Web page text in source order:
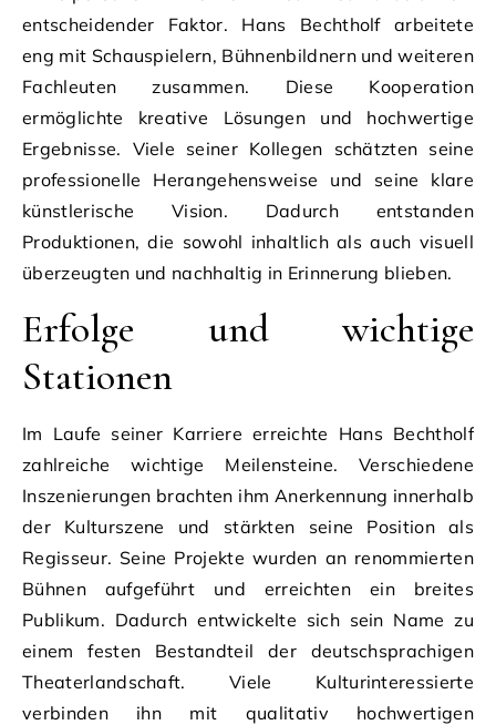
entscheidender Faktor. Hans Bechtholf arbeitete
eng mit Schauspielern, Bühnenbildnern und weiteren
Fachleuten zusammen. Diese Kooperation
ermöglichte kreative Lösungen und hochwertige
Ergebnisse. Viele seiner Kollegen schätzten seine
professionelle Herangehensweise und seine klare
künstlerische Vision. Dadurch entstanden
Produktionen, die sowohl inhaltlich als auch visuell
überzeugten und nachhaltig in Erinnerung blieben.
Erfolge und wichtige
Stationen
Im Laufe seiner Karriere erreichte Hans Bechtholf
zahlreiche wichtige Meilensteine. Verschiedene
Inszenierungen brachten ihm Anerkennung innerhalb
der Kulturszene und stärkten seine Position als
Regisseur. Seine Projekte wurden an renommierten
Bühnen aufgeführt und erreichten ein breites
Publikum. Dadurch entwickelte sich sein Name zu
einem festen Bestandteil der deutschsprachigen
Theaterlandschaft. Viele Kulturinteressierte
verbinden ihn mit qualitativ hochwertigen